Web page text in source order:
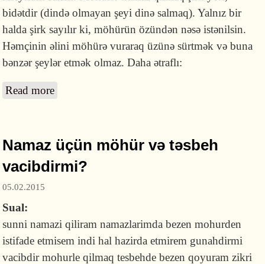
bidətdir (dində olmayan şeyi dinə salmaq). Yalnız bir
halda şirk sayılır ki, möhürün özündən nəsə istənilsin.
Həmçinin əlini möhürə vuraraq üzünə sürtmək və buna
bənzər şeylər etmək olmaz. Daha ətraflı:
Read more
Namaz üçün möhür və təsbeh
vacibdirmi?
05.02.2015
Sual:
sunni namazi qiliram namazlarimda bezen mohurden
istifade etmisem indi hal hazirda etmirem gunahdirmi
vacibdir mohurle qilmaq tesbehde bezen qoyuram zikri